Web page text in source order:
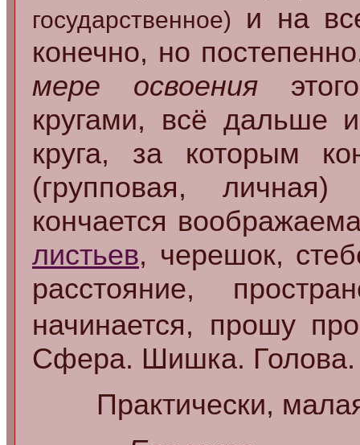
государственное)
и на
конечно, но
мере освоения
кругами, всё дальше
круга, за которым
(групповая,
кончается
листьев, черешок,
расстояние,
начинается, прошу
Сфера. Шишка. Голова.
Практически,